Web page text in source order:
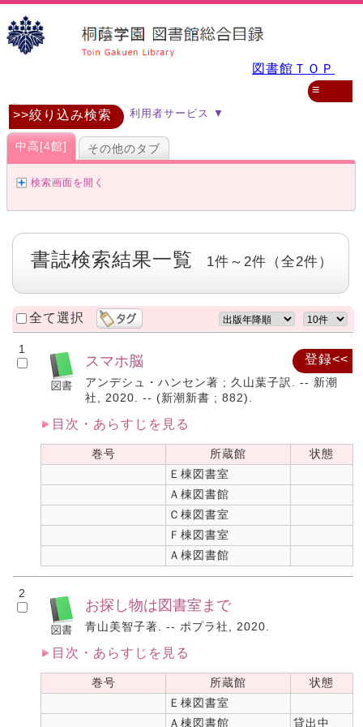
図書館ＴＯＰ
目録検索 ▼ 利用者サービス ▼
≡
登録<<
中高[4館] その他のタブ
検索画面を開く
>>絞り込み検索
書誌検索結果一覧 1件～2件（全2件）
全て選択
1
スマホ脳
アンデシュ・ハンセン著 ; 久山葉子訳. -- 新潮
社, 2020. -- (新潮新書 ; 882).
目次・あらすじを見る
巻号 所蔵館
状態
Ｅ棟図書室
Ａ棟図書館
Ｃ棟図書室
Ｆ棟図書室
Ａ棟図書館
2
お探し物は図書室まで
青山美智子著. -- ポプラ社, 2020.
目次・あらすじを見る
巻号 所蔵館
状態
Ｅ棟図書室
Ａ棟図書館
貸出中